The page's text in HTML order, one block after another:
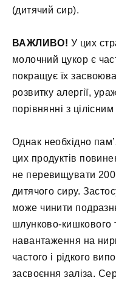
(дитячий сир).
ВАЖЛИВО! У цих
молочний цукор є
покращує їх
розвитку алергії,
порівнянні з
Однак необхідно
цих продуктів
не перевищувати
дитячого сиру.
може чинити
шлунково-кишкового
навантаження на
частого і рідкого
засвоєння заліза.